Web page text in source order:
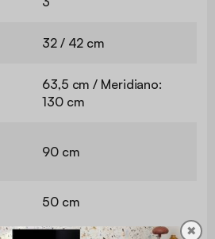
32 / 42 cm
63,5 cm / Meridiano:
130 cm
90 cm
50 cm
✖